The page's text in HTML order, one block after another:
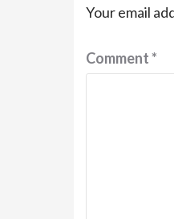
Your email
Comment*